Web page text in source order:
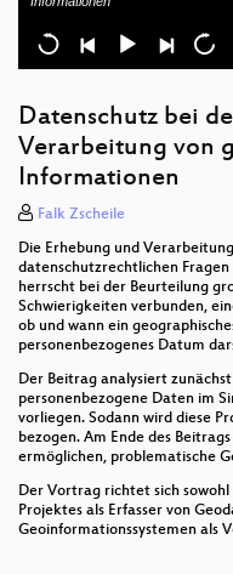
Tatort Niederbayern
Ernährungsfläche
OpenStreetMap-
Neues aus dem
Lightning Talks
Vom Laptop zum
3D Visualisierung
GeoCouch
Was gibt es Neues
Virtuelle
Datenschutz bei
Verarbeitung von
Informationen
Falk Zscheile
Die Erhebung und
datenschutzrechtlichen Fragen
herrscht bei der Beurteilung
Schwierigkeiten verbunden,
ob und wann ein
personenbezogenes Datum
Der Beitrag analysiert
personenbezogene Daten im
vorliegen. Sodann wird diese
bezogen. Am Ende des
ermöglichen, problematische
Der Vortrag richtet sich
Projektes als Erfasser von
Geoinformationssystemen als